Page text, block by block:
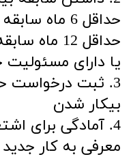
حداقل 6 ماه سابقه بیمه برای افراد مجرد
حداقل 12
یا دارای مسئولیت
بیکار شدن
4. آمادگی برای
معرفی به کار جدید